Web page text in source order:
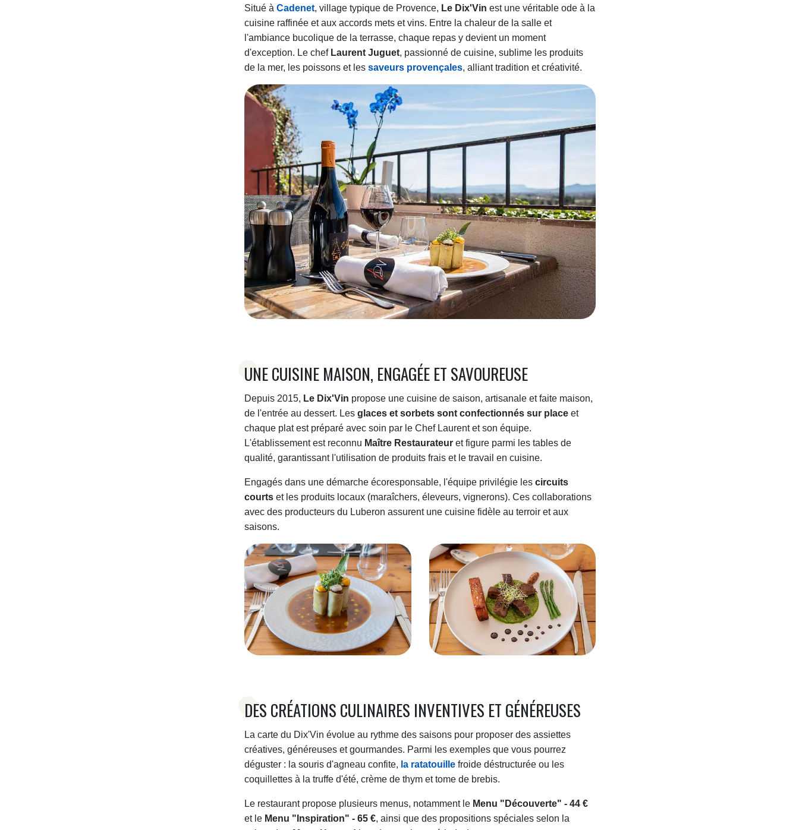
Situé à Cadenet, village typique de Provence, Le Dix'Vin est une véritable ode à la
cuisine raffinée et aux accords mets et vins. Entre la chaleur de la salle et
l'ambiance bucolique de la terrasse, chaque repas y devient un moment
d'exception. Le chef Laurent Juguet, passionné de cuisine, sublime les produits
de la mer, les poissons et les saveurs provençales, alliant tradition et créativité.
UNE CUISINE MAISON, ENGAGÉE ET SAVOUREUSE
Depuis 2015, Le Dix'Vin propose une cuisine de saison, artisanale et faite maison,
de l'entrée au dessert. Les glaces et sorbets sont confectionnés sur placeet
chaque plat est préparé avec soin par le Chef Laurent et son équipe.
L'établissement est reconnu Maître Restaurateuret figure parmi les tables de
qualité, garantissant l'utilisation de produits frais et le travail en cuisine.
Engagés dans une démarche écoresponsable, l'équipe privilégie les circuits
courtset les produits locaux (maraîchers, éleveurs, vignerons). Ces collaborations
avec des producteurs du Luberon assurent une cuisine fidèle au terroir et aux
saisons.
DES CRÉATIONS CULINAIRES INVENTIVES ET GÉNÉREUSES
La carte du Dix'Vin évolue au rythme des saisons pour proposer des assiettes
créatives, généreuses et gourmandes. Parmi les exemples que vous pourrez
déguster : la souris d'agneau confite, la ratatouillefroide déstructurée ou les
coquillettes à la truffe d'été, crème de thym et tome de brebis.
Le restaurant propose plusieurs menus, notamment le Menu "Découverte" - 44 €
et le Menu "Inspiration" - 65 €, ainsi que des propositions spéciales selon la